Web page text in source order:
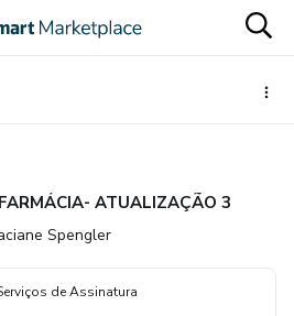
ATUALIZAÇÃO 3
Spengler
de Assinatura